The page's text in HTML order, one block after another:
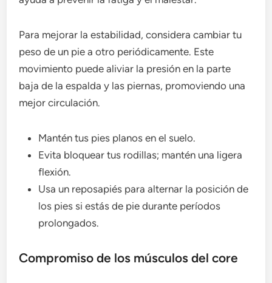
Para mejorar la estabilidad, considera cambiar tu
peso de un pie a otro periódicamente. Este
movimiento puede aliviar la presión en la parte
baja de la espalda y las piernas, promoviendo una
mejor circulación.
Mantén tus pies planos en el suelo.
Evita bloquear tus rodillas; mantén una ligera
flexión.
Usa un reposapiés para alternar la posición de
los pies si estás de pie durante períodos
prolongados.
Compromiso de los músculos del core